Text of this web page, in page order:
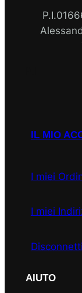
IL MIO
I miei
I miei
AIUTO